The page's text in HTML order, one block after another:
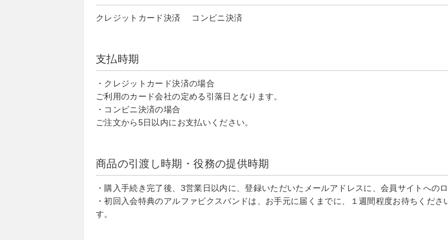
クレジットカード決済 コンビニ決済
支払時期
・クレジットカード決済の場合
ご利用のカード会社の定める引落日となります。
・コンビニ決済の場合
ご注文から5日以内にお支払いください。
商品の引渡し時期・役務の提供時期
・購入手続き完了後、3営業日以内に、登録いただいたメールアドレスに、会員サイトへの
・初回入会特典のアルファビクスバンドは、お手元に届くまでに、１週間程度お待ちくだ
す。